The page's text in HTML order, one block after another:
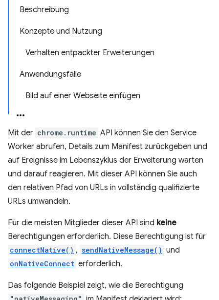
Beschreibung
Konzepte und Nutzung
Verhalten entpackter Erweiterungen
Anwendungsfälle
Bild auf einer Webseite einfügen
Mit der chrome.runtime API können Sie den Service
Worker abrufen, Details zum Manifest zurückgeben und
auf Ereignisse im Lebenszyklus der Erweiterung warten
und darauf reagieren. Mit dieser API können Sie auch
den relativen Pfad von URLs in vollständig qualifizierte
URLs umwandeln.
Für die meisten Mitglieder dieser API sind keine
Berechtigungen erforderlich. Diese Berechtigung ist für
connectNative() , sendNativeMessage() und
onNativeConnect erforderlich.
Das folgende Beispiel zeigt, wie die Berechtigung